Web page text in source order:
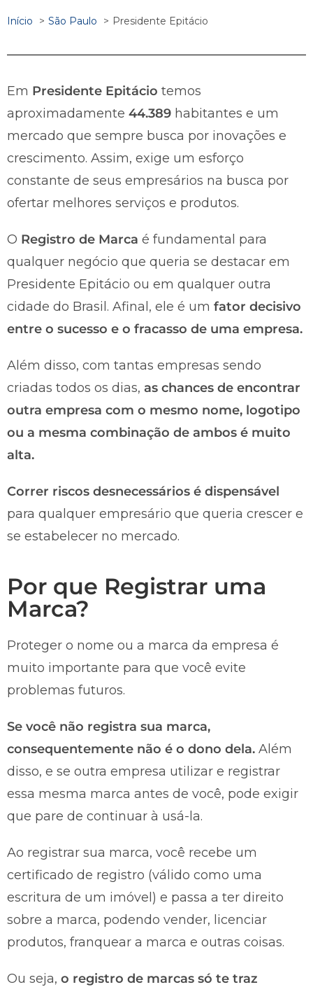
Início São Paulo Presidente Epitácio
Em Presidente Epitácio temos
aproximadamente 44.389 habitantes e um
mercado que sempre busca por inovações e
crescimento. Assim, exige um esforço
constante de seus empresários na busca por
ofertar melhores serviços e produtos.
O Registro de Marca é fundamental para
qualquer negócio que queria se destacar em
Presidente Epitácio ou em qualquer outra
cidade do Brasil. Afinal, ele é um fator decisivo
entre o sucesso e o fracasso de uma empresa.
Além disso, com tantas empresas sendo
criadas todos os dias, as chances de encontrar
outra empresa com o mesmo nome, logotipo
ou a mesma combinação de ambos é muito
alta.
Correr riscos desnecessários é dispensável
para qualquer empresário que queria crescer e
se estabelecer no mercado.
Por que Registrar uma
Marca?
Proteger o nome ou a marca da empresa é
muito importante para que você evite
problemas futuros.
Se você não registra sua marca,
consequentemente não é o dono dela. Além
disso, e se outra empresa utilizar e registrar
essa mesma marca antes de você, pode exigir
que pare de continuar à usá-la.
Ao registrar sua marca, você recebe um
certificado de registro (válido como uma
escritura de um imóvel) e passa a ter direito
sobre a marca, podendo vender, licenciar
produtos, franquear a marca e outras coisas.
Ou seja, o registro de marcas só te traz